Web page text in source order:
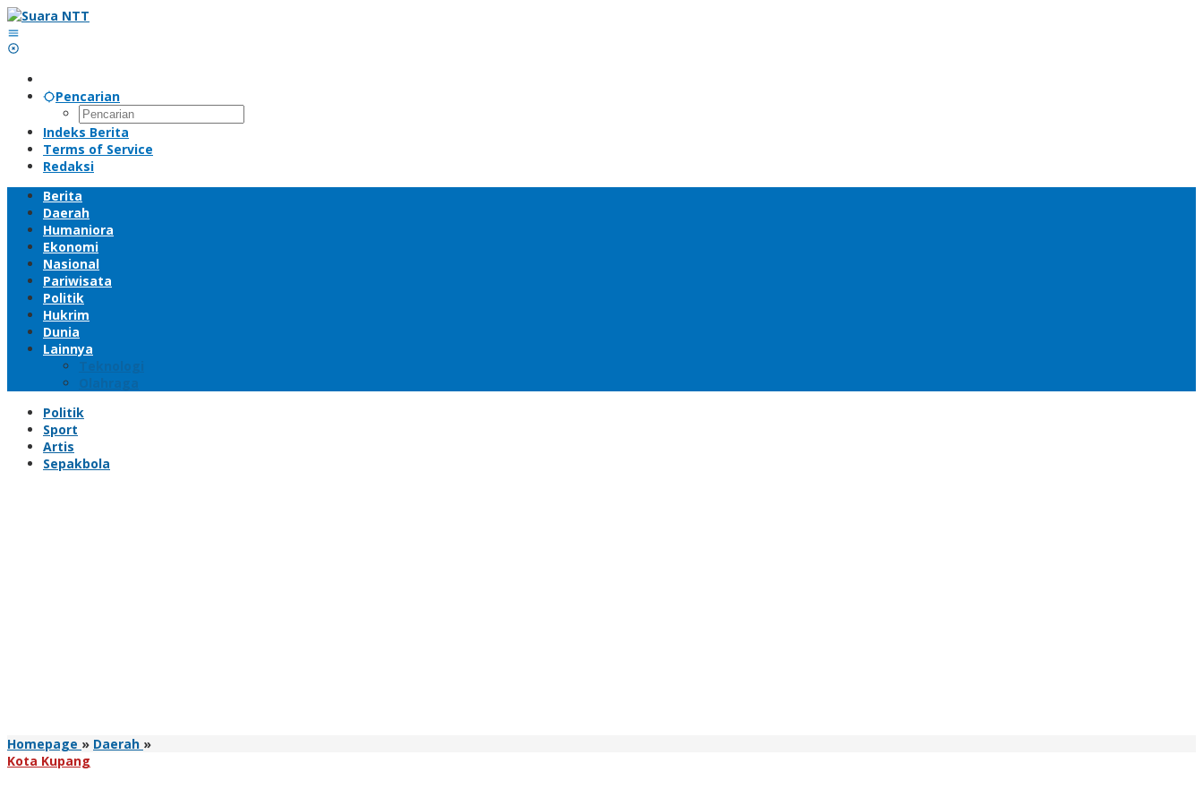
Lewati
ke
konten
Pencarian
Indeks Berita
Terms of Service
Redaksi
Berita
Daerah
Humaniora
Ekonomi
Nasional
Pariwisata
Politik
Hukrim
Dunia
Lainnya
Teknologi
Olahraga
Politik
Sport
Artis
Sepakbola
Homepage » Daerah »Pemkot
Kota Kupang